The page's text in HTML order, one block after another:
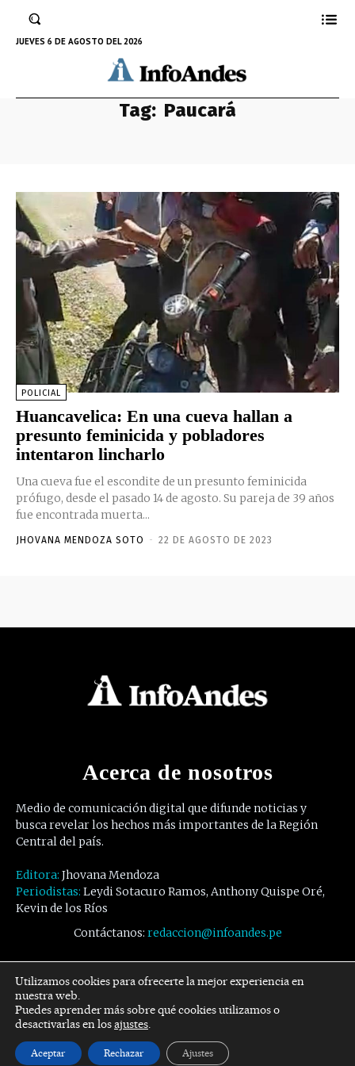
JUEVES 6 DE AGOSTO DEL 2026
Tag: Paucará
POLICIAL
Huancavelica: En una cueva hallan a
presunto feminicida y pobladores
intentaron lincharlo
Una cueva fue el escondite de un presunto feminicida
prófugo, desde el pasado 14 de agosto. Su pareja de 39 años
fue encontrada muerta...
JHOVANA MENDOZA SOTO - 22 DE AGOSTO DE 2023
Acerca de nosotros
Medio de comunicación digital que difunde noticias y
busca revelar los hechos más importantes de la Región
Central del país.
Editora: Jhovana Mendoza
Periodistas: Leydi Sotacuro Ramos, Anthony Quispe Oré,
Kevin de los Ríos
Contáctanos: redaccion@infoandes.pe
Síguenos
Facebook Twitter Youtube
Utilizamos cookies para ofrecerte la mejor experiencia en
nuestra web.
Puedes aprender más sobre qué cookies utilizamos o
desactivarlas en losajustes.
Aceptar Rechazar Ajustes